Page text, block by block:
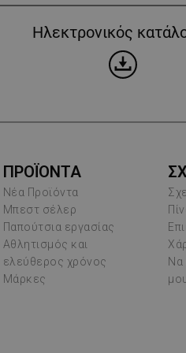
Ηλεκτρονικός
ΠΡΟΪΌΝΤΑ
Νέα Προϊόντα
Μπεστ σέλερ
Παπούτσια εργασίας
Αθλητισμός και
ελεύθερος χρόνος
Μάρκες
Να